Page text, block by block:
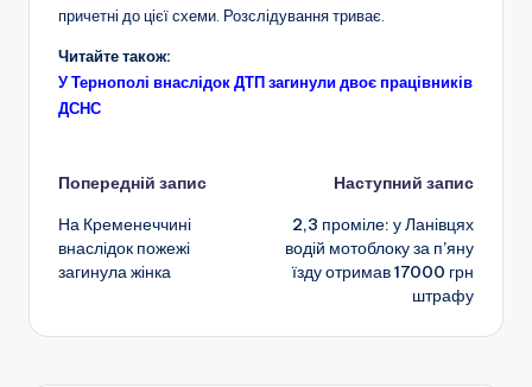
причетні до цієї схеми. Розслідування триває.
Читайте також:
У Тернополі внаслідок ДТП загинули двоє працівників
ДСНС
Навігація
по
запису
Попередній запис
На Кременеччині
внаслідок пожежі
загинула жінка
Наступний запис
2,3 проміле: у Ланівцях
водій мотоблоку за п’яну
їзду отримав 17000 грн
штрафу